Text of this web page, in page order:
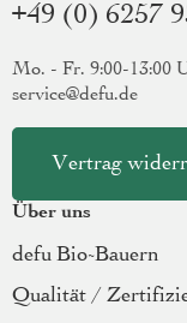
+49 (0) 6257
Mo. - Fr. 9:00-13:00
service@defu.de
Vertrag
Über uns
defu Bio-Bauern
Qualität /